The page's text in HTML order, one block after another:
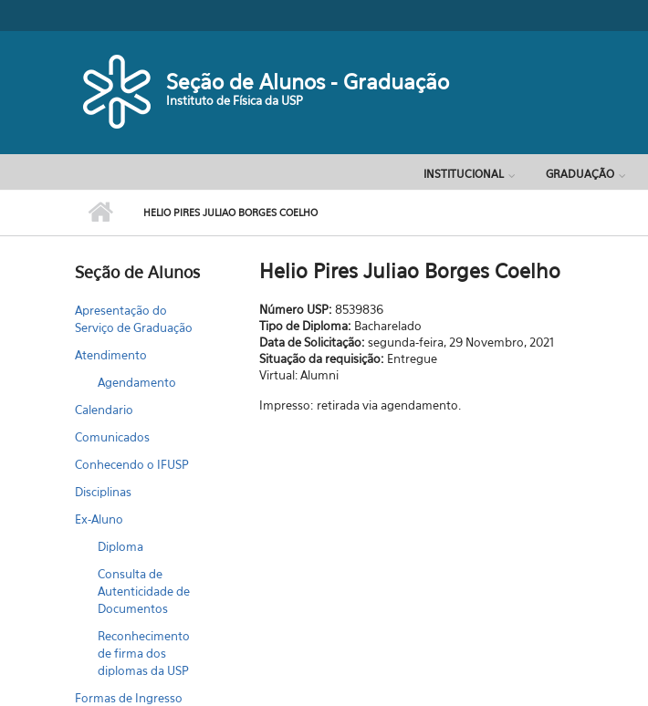
Seção de Alunos - Graduação
Instituto de Física da USP
INSTITUCIONAL GRADUAÇÃO
HELIO PIRES JULIAO BORGES COELHO
Seção de Alunos
Apresentação do
Serviço de Graduação
Atendimento
Agendamento
Calendario
Comunicados
Conhecendo o IFUSP
Disciplinas
Ex-Aluno
Diploma
Consulta de
Autenticidade de
Documentos
Reconhecimento
de firma dos
diplomas da USP
Formas de Ingresso
Helio Pires Juliao Borges Coelho
Número USP: 8539836
Tipo de Diploma: Bacharelado
Data de Solicitação: segunda-feira, 29 Novembro, 2021
Situação da requisição: Entregue
Virtual: Alumni
Impresso: retirada via agendamento.